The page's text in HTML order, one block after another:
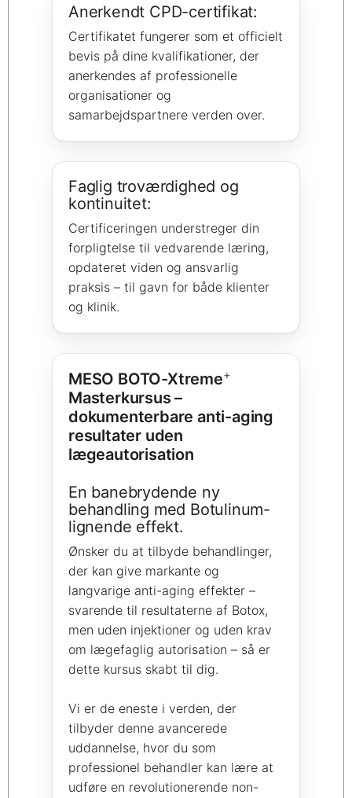
Anerkendt CPD-certifikat:
Certifikatet fungerer som et officielt
bevis på dine kvalifikationer, der
anerkendes af professionelle
organisationer og
samarbejdspartnere verden over.
Faglig troværdighed og
kontinuitet:
Certificeringen understreger din
forpligtelse til vedvarende læring,
opdateret viden og ansvarlig
praksis – til gavn for både klienter
og klinik.
MESO BOTO-Xtreme+
Masterkursus –
dokumenterbare anti-aging
resultater uden
lægeautorisation
En banebrydende ny
behandling med Botulinum-
lignende effekt.
Ønsker du at tilbyde behandlinger,
der kan give markante og
langvarige anti-aging effekter –
svarende til resultaterne af Botox,
men uden injektioner og uden krav
om lægefaglig autorisation – så er
dette kursus skabt til dig.
Vi er de eneste i verden, der
tilbyder denne avancerede
uddannelse, hvor du som
professionel behandler kan lære at
udføre en revolutionerende non-